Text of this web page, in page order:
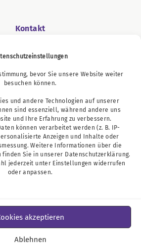
bevor Sie unsere Website weiter
besuchen können.
und andere Technologien auf unserer
sind essenziell, während andere uns
und Ihre Erfahrung zu verbessern.
können verarbeitet werden (z. B. IP-
Anzeigen und Inhalte oder
Weitere Informationen über die
finden Sie in unserer Datenschutzerklärung.
jederzeit unter Einstellungen widerrufen
oder anpassen.
akzeptieren
Ablehnen
Kontakt
Podcast